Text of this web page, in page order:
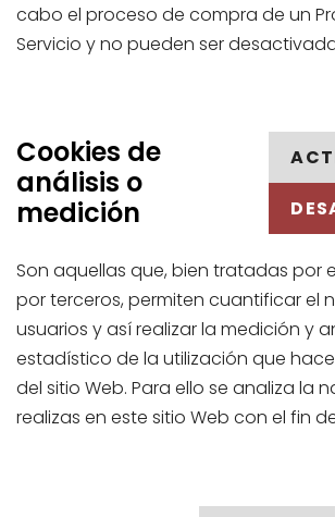
cabo el proceso de compra de un
Servicio y no pueden ser
Cookies de
análisis o
medición
Son aquellas que, bien tratadas por
por terceros, permiten cuantificar el
usuarios y así realizar la medición y
estadístico de la utilización que
del sitio Web. Para ello se analiza la
realizas en este sitio Web con el fin